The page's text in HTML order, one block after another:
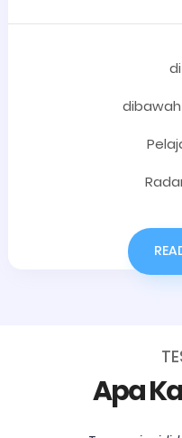
dibawah
Apa